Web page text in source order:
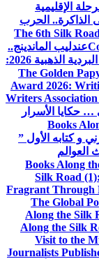
الإقليمية
الذاكرة.. الحرب
The 6th Silk
عندليب الماندينج..
جائزة البردية الذهبية 2026:
The Golden
Award 2026:
Writers
حكايا الأسرار
Books
و كتابه الأول ”
Books Along
Silk Road
Fragrant Through
The Global
Along the Silk
Along the Silk
Visit to the
Journalists